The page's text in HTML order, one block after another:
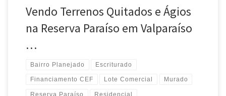
Vendo Terrenos Quitados e Ágios
na Reserva Paraíso em Valparaíso
…
Bairro Planejado Escriturado
Financiamento CEF Lote Comercial Murado
Reserva Paraíso Residencial